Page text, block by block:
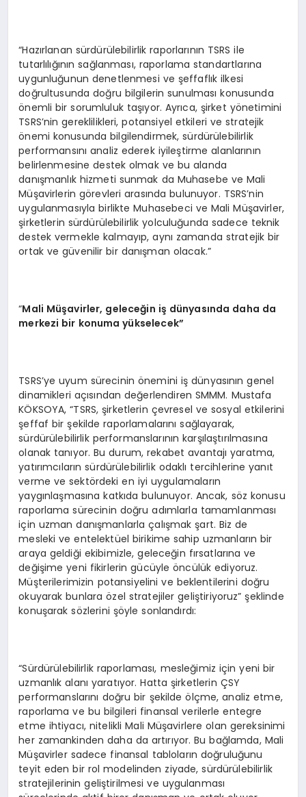
“Hazırlanan sürdürülebilirlik raporlarının TSRS ile
tutarlılığının sağlanması, raporlama standartlarına
uygunluğunun denetlenmesi ve şeffaflık ilkesi
doğrultusunda doğru bilgilerin sunulması konusunda
önemli bir sorumluluk taşıyor. Ayrıca, şirket yönetimini
TSRS’nin gereklilikleri, potansiyel etkileri ve stratejik
önemi konusunda bilgilendirmek, sürdürülebilirlik
performansını analiz ederek iyileştirme alanlarının
belirlenmesine destek olmak ve bu alanda
danışmanlık hizmeti sunmak da Muhasebe ve Mali
Müşavirlerin görevleri arasında bulunuyor. TSRS’nin
uygulanmasıyla birlikte Muhasebeci ve Mali Müşavirler,
şirketlerin sürdürülebilirlik yolculuğunda sadece teknik
destek vermekle kalmayıp, aynı zamanda stratejik bir
ortak ve güvenilir bir danışman olacak.”
“Mali Müşavirler, geleceğin iş dünyasında daha da
merkezi bir konuma yükselecek”
TSRS’ye uyum sürecinin önemini iş dünyasının genel
dinamikleri açısından değerlendiren SMMM. Mustafa
KÖKSOYA, “TSRS, şirketlerin çevresel ve sosyal etkilerini
şeffaf bir şekilde raporlamalarını sağlayarak,
sürdürülebilirlik performanslarının karşılaştırılmasına
olanak tanıyor. Bu durum, rekabet avantajı yaratma,
yatırımcıların sürdürülebilirlik odaklı tercihlerine yanıt
verme ve sektördeki en iyi uygulamaların
yaygınlaşmasına katkıda bulunuyor. Ancak, söz konusu
raporlama sürecinin doğru adımlarla tamamlanması
için uzman danışmanlarla çalışmak şart. Biz de
mesleki ve entelektüel birikime sahip uzmanların bir
araya geldiği ekibimizle, geleceğin fırsatlarına ve
değişime yeni fikirlerin gücüyle öncülük ediyoruz.
Müşterilerimizin potansiyelini ve beklentilerini doğru
okuyarak bunlara özel stratejiler geliştiriyoruz” şeklinde
konuşarak sözlerini şöyle sonlandırdı:
“Sürdürülebilirlik raporlaması, mesleğimiz için yeni bir
uzmanlık alanı yaratıyor. Hatta şirketlerin ÇSY
performanslarını doğru bir şekilde ölçme, analiz etme,
raporlama ve bu bilgileri finansal verilerle entegre
etme ihtiyacı, nitelikli Mali Müşavirlere olan gereksinimi
her zamankinden daha da artırıyor. Bu bağlamda, Mali
Müşavirler sadece finansal tabloların doğruluğunu
teyit eden bir rol modelinden ziyade, sürdürülebilirlik
stratejilerinin geliştirilmesi ve uygulanması